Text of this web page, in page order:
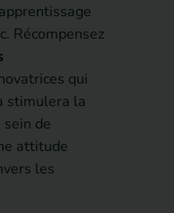
Récompensez
qui
stimulera la
de
attitude
les